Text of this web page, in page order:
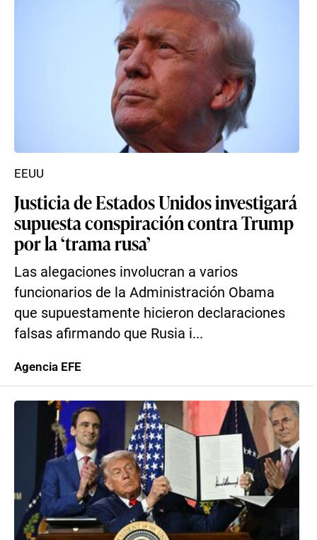
Justicia de Estados Unidos investigará
supuesta conspiración contra Trump
por la ‘trama rusa’
Las alegaciones involucran a varios
funcionarios de la Administración Obama
que supuestamente hicieron declaraciones
falsas afirmando que Rusia i...
EEUU
Agencia EFE